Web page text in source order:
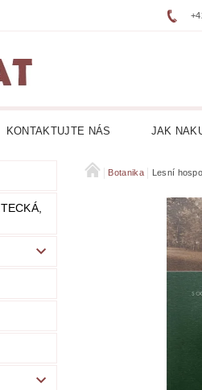
KONTAKTUJTE NÁS JAK
DOPRAVA LETECKÁ, LODNÍ,
GRAMOFONOVÉ DESKY LP
KUCHAŘKY
LITERATURA TECHNICKÁ
Botanika Lesní